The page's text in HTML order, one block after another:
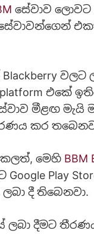
සේවාව ලොවට
වලට
එකේ
මීළඟ මැයි
කර
කලත්, මෙහි BBM
Play
දී තිබෙනවා.
ලබා දීමට